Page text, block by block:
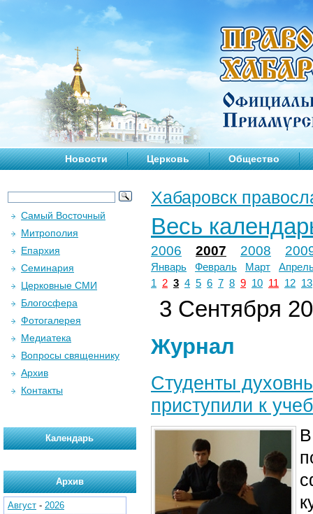
Новости Церковь Общество
Хабаровск
Весь
2006 2007 2008
Январь Февраль Март
1
2 3 4 5 6 7 8 9 10 11 12 13
3 Сентября
Журнал
Студенты
приступили к
Самый Восточный
Митрополия
Епархия
Семинария
Церковные СМИ
Блогосфера
Фотогалерея
Медиатека
Вопросы священнику
Архив
Контакты
Календарь
Архив
Август - 2026